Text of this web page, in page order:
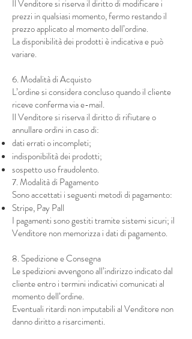
Il Venditore si riserva il diritto di modificare i
prezzi in qualsiasi momento, fermo restando il
prezzo applicato al momento dell’ordine.
La disponibilità dei prodotti è indicativa e può
variare.
6. Modalità di Acquisto
L’ordine si considera concluso quando il cliente
riceve conferma via e-mail.
Il Venditore si riserva il diritto di rifiutare o
annullare ordini in caso di:
dati errati o incompleti;
indisponibilità dei prodotti;
sospetto uso fraudolento.
7. Modalità di Pagamento
Sono accettati i seguenti metodi di pagamento:
Stripe, Pay Pall
I pagamenti sono gestiti tramite sistemi sicuri; il
Venditore non memorizza i dati di pagamento.
8. Spedizione e Consegna
Le spedizioni avvengono all’indirizzo indicato dal
cliente entro i termini indicativi comunicati al
momento dell’ordine.
Eventuali ritardi non imputabili al Venditore non
danno diritto a risarcimenti.